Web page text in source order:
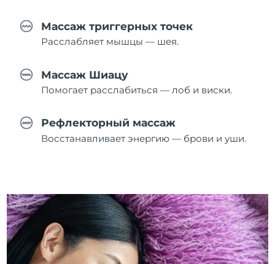
Массаж триггерных точек
Расслабляет мышцы — шея.
Массаж Шиацу
Помогает расслабиться — лоб и виски.
Рефлекторный массаж
Восстанавливает энергию — брови и уши.